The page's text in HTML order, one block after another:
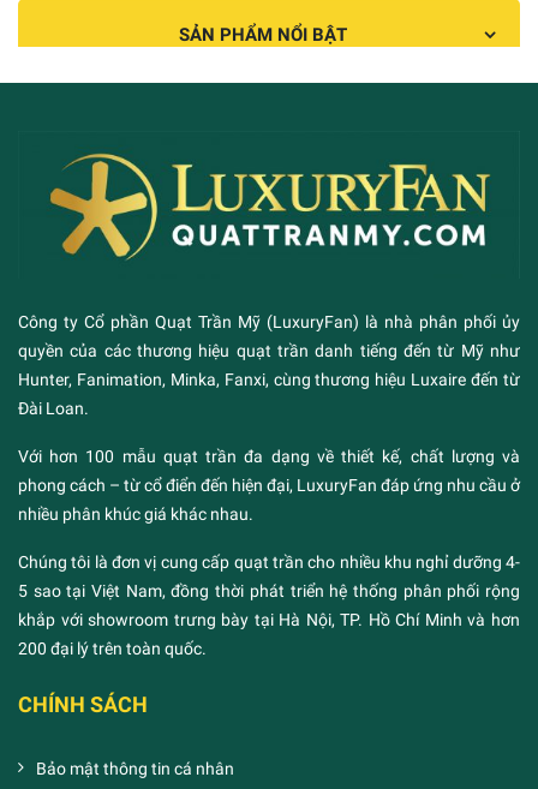
SẢN PHẨM NỔI BẬT
Công ty Cổ phần Quạt Trần Mỹ (LuxuryFan) là nhà phân phối ủy
quyền của các thương hiệu quạt trần danh tiếng đến từ Mỹ như
Hunter, Fanimation, Minka, Fanxi, cùng thương hiệu Luxaire đến từ
Đài Loan.
Với hơn 100 mẫu quạt trần đa dạng về thiết kế, chất lượng và
phong cách – từ cổ điển đến hiện đại, LuxuryFan đáp ứng nhu cầu ở
nhiều phân khúc giá khác nhau.
Chúng tôi là đơn vị cung cấp quạt trần cho nhiều khu nghỉ dưỡng 4-
5 sao tại Việt Nam, đồng thời phát triển hệ thống phân phối rộng
khắp với showroom trưng bày tại Hà Nội, TP. Hồ Chí Minh và hơn
200 đại lý trên toàn quốc.
CHÍNH SÁCH
Bảo mật thông tin cá nhân